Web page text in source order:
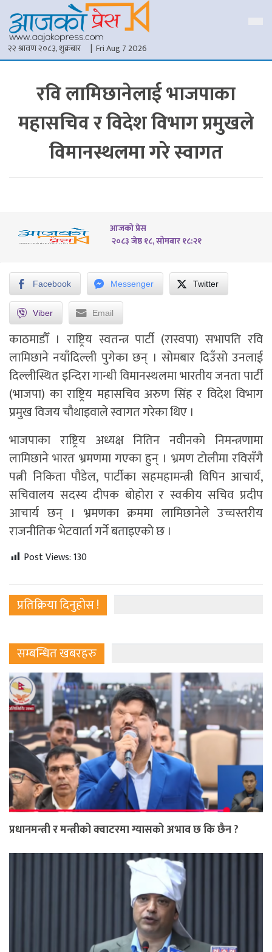
२२ श्रावण २०८३, शुक्रबार | Fri Aug 7 2026
रवि लामिछानेलाई भाजपाका
महासचिव र विदेश विभाग प्रमुखले
विमानस्थलमा गरे स्वागत
आजको प्रेस
२०८३ जेष्ठ १८, सोमबार १८:२१
Facebook Messenger Twitter
Viber Email
काठमाडौँ । राष्ट्रिय स्वतन्त्र पार्टी (रास्वपा) सभापति रवि
लामिछाने नयाँदिल्ली पुगेका छन् । सोमबार दिउँसो उनलाई
दिल्लीस्थित इन्दिरा गान्धी विमानस्थलमा भारतीय जनता पार्टी
(भाजपा) का राष्ट्रिय महासचिव अरुण सिंह र विदेश विभाग
प्रमुख विजय चौथाइवाले स्वागत गरेका थिए ।
भाजपाका राष्ट्रिय अध्यक्ष नितिन नवीनको निमन्त्रणामा
लामिछाने भारत भ्रमणमा गएका हुन् । भ्रमण टोलीमा रविसँगै
पत्नी निकिता पौडेल, पार्टीका सहमहामन्त्री विपिन आचार्य,
सचिवालय सदस्य दीपक बोहोरा र स्वकीय सचिव प्रदीप
आचार्य छन् । भ्रमणका क्रममा लामिछानेले उच्चस्तरीय
राजनीतिक भेटवार्ता गर्ने बताइएको छ ।
Post Views:130
प्रतिक्रिया दिनुहोस !
सम्बन्धित खबरहरु
प्रधानमन्त्री र मन्त्रीको क्वाटरमा ग्यासको अभाव छ कि छैन ?